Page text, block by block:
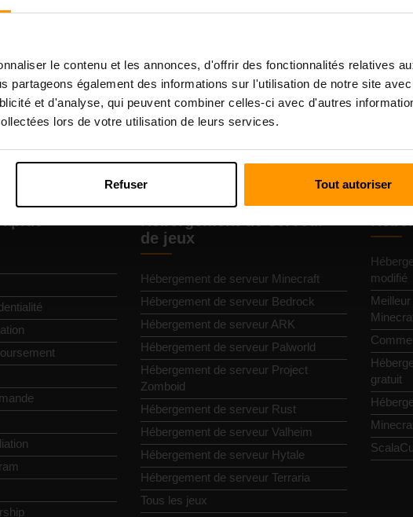
le contenu et les annonces, d'offrir des fonctionnalités relatives
partageons également des informations sur l'utilisation de notre site
et d'analyse, qui peuvent combiner celles-ci avec d'autres
lors de votre utilisation de leurs services.
Refuser Tout autoriser
Panneau
Sélectionnez votre serveur → Serveurs de jeu → Ajouter un
1.19.2))
Profitez de jouer sur le serveur!
Hébergement de serveur
de jeux
Hébergement de serveur Minecraft
Hébergement de serveur Bedrock
Hébergement de serveur ARK
Hébergement de serveur Palworld
Hébergement de serveur Project
Zomboid
Hébergement de serveur Rust
Hébergement de serveur Valheim
Hébergement de serveur Hytale
Hébergement de serveur Terraria
Tous les jeux
modifié
gratuit